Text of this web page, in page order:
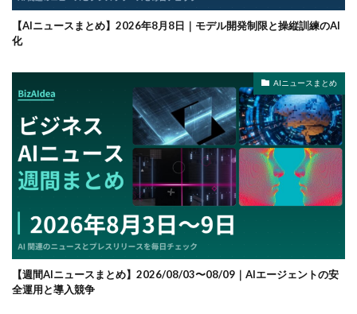
【AIニュースまとめ】2026年8月8日｜モデル開発制限と操縦訓練のAI
化
AIニュースまとめ
【週間AIニュースまとめ】2026/08/03〜08/09｜AIエージェントの安
全運用と導入競争